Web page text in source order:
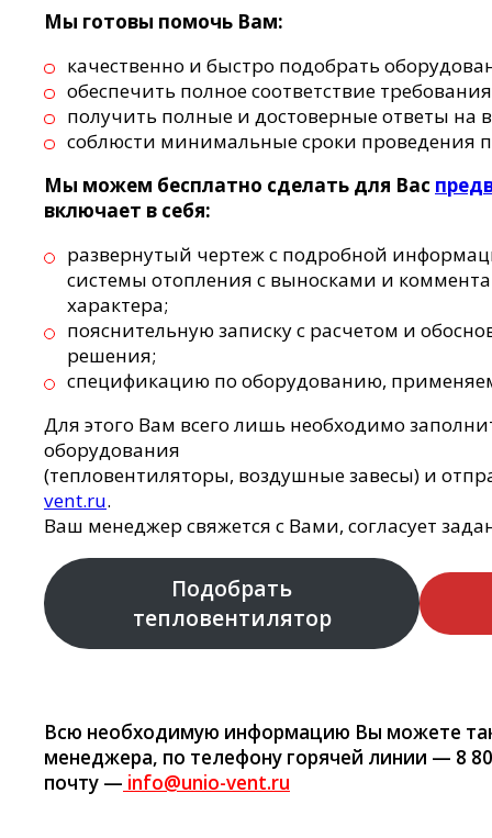
Мы готовы помочь Вам:
качественно и быстро подобрать
обеспечить полное соответствие
получить полные и достоверные ответы на
соблюсти минимальные сроки проведения
Мы можем бесплатно сделать для Вас
включает в себя:
развернутый чертеж с подробной
системы отопления с выносками и
характера;
пояснительную записку с расчетом и
решения;
спецификацию по оборудованию,
Для этого Вам всего лишь необходимо
оборудования
(тепловентиляторы, воздушные завесы) и
vent.ru.
Ваш менеджер свяжется с Вами, согласует
Подобрать
тепловентилятор
Всю необходимую информацию Вы можете
менеджера, по телефону горячей линии — 8
почту — info@unio-vent.ru